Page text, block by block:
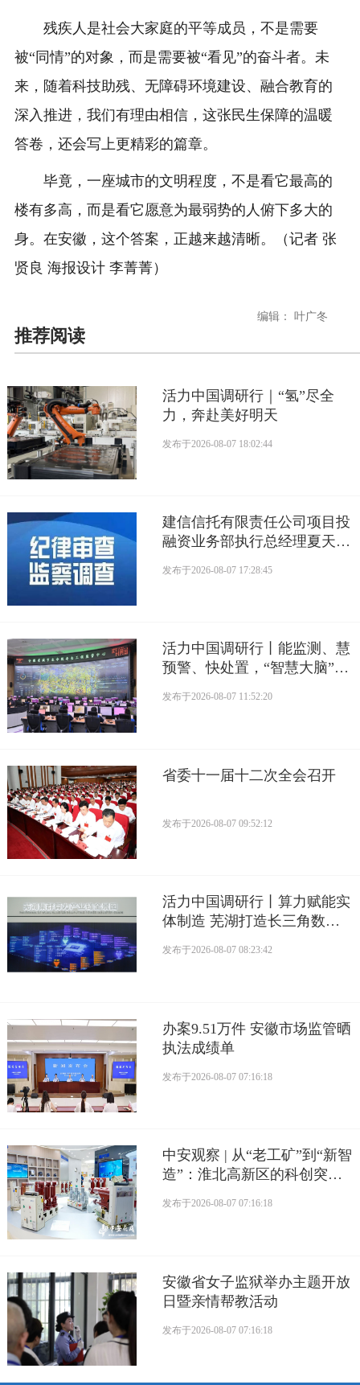
残疾人是社会大家庭的平等成员，不是需要
被“同情”的对象，而是需要被“看见”的奋斗者。未
来，随着科技助残、无障碍环境建设、融合教育的
深入推进，我们有理由相信，这张民生保障的温暖
答卷，还会写上更精彩的篇章。
毕竟，一座城市的文明程度，不是看它最高的
楼有多高，而是看它愿意为最弱势的人俯下多大的
身。在安徽，这个答案，正越来越清晰。（记者 张
贤良 海报设计 李菁菁）
编辑： 叶广冬
推荐阅读
活力中国调研行｜“氢”尽全
力，奔赴美好明天
发布于2026-08-07 18:02:44
建信信托有限责任公司项目投
融资业务部执行总经理夏天接
发布于2026-08-07 17:28:45
活力中国调研行丨能监测、慧
预警、快处置，“智慧大脑”守
发布于2026-08-07 11:52:20
省委十一届十二次全会召开
发布于2026-08-07 09:52:12
活力中国调研行丨算力赋能实
体制造 芜湖打造长三角数字
发布于2026-08-07 08:23:42
办案9.51万件 安徽市场监管晒
执法成绩单
发布于2026-08-07 07:16:18
中安观察 | 从“老工矿”到“新智
造”：淮北高新区的科创突围
发布于2026-08-07 07:16:18
安徽省女子监狱举办主题开放
日暨亲情帮教活动
发布于2026-08-07 07:16:18